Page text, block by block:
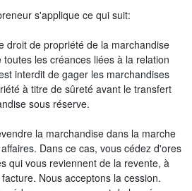
s'applique ce qui suit:
droit de propriété de la marchandise
les créances liées à la relation
interdit de gager les marchandises
à titre de sûreté avant le transfert
sous réserve.
la marchandise dans la marche
Dans ce cas, vous cédez d'ores
qui vous reviennent de la revente, à
Nous acceptons la cession.